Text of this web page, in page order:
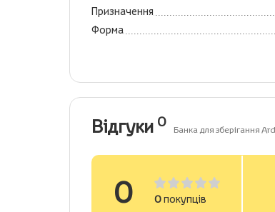
Призначення
Форма
Відгуки 0 Банка для зберігання
0 0покупців